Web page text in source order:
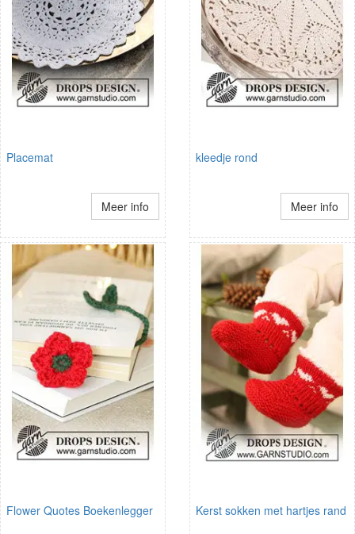
Placemat
Meer info
kleedje rond
Meer info
Flower Quotes Boekenlegger Kerst sokken met hartjes rand